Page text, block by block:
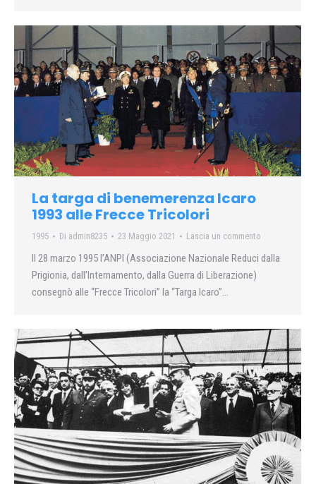
La targa di benemerenza Icaro
1993 alle Frecce Tricolori
1995 Di admin8235 23 Maggio 2021 Lascia un commento
Il 28 marzo 1995 l’ANPI (Associazione Nazionale Reduci dalla
Prigionia, dall’Internamento, dalla Guerra di Liberazione)
consegnò alle “Frecce Tricolori” la “Targa Icaro”…